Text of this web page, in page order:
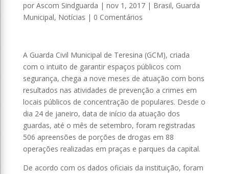
por Ascom Sindguarda | nov 1, 2017| Brasil, Guarda
Municipal, Notícias | 0 Comentários
A Guarda Civil Municipal de Teresina (GCM), criada
com o intuito de garantir espaços públicos com
segurança, chega a nove meses de atuação com bons
resultados nas atividades de prevenção a crimes em
locais públicos de concentração de populares. Desde o
dia 24 de janeiro, data de início da atuação dos
guardas, até o mês de setembro, foram registradas
506 apreensões de porções de drogas em 88
operações realizadas em praças e parques da capital.
De acordo com os dados oficiais da instituição, foram